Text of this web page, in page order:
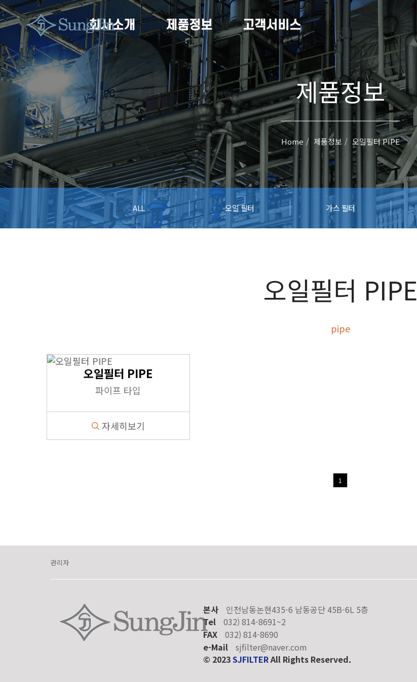
회사소개 제품정보 고객서비스
ALL 오일 필터 가스 필터
제품정보
Home 제품정보 오일필터 PIPE
오일필터 PIPE
pipe
오일필터 PIPE
파이프 타입
1 자세히보기
1
관리자
본사
인천남동논현435-6 남동공단 45B-6L 5층
Tel
032) 814-8691~2
FAX
032) 814-8690
e-Mail
sjfilter@naver.com
© 2023SJFILTERAll Rights Reserved.